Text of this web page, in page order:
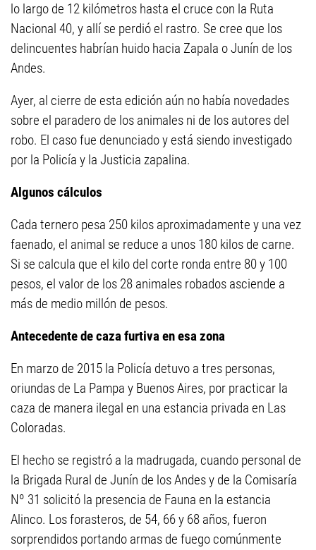
lo largo de 12 kilómetros hasta el cruce con la Ruta
Nacional 40, y allí se perdió el rastro. Se cree que los
delincuentes habrían huido hacia Zapala o Junín de los
Andes.
Ayer, al cierre de esta edición aún no había novedades
sobre el paradero de los animales ni de los autores del
robo. El caso fue denunciado y está siendo investigado
por la Policía y la Justicia zapalina.
Algunos cálculos
Cada ternero pesa 250 kilos aproximadamente y una vez
faenado, el animal se reduce a unos 180 kilos de carne.
Si se calcula que el kilo del corte ronda entre 80 y 100
pesos, el valor de los 28 animales robados asciende a
más de medio millón de pesos.
Antecedente de caza furtiva en esa zona
En marzo de 2015 la Policía detuvo a tres personas,
oriundas de La Pampa y Buenos Aires, por practicar la
caza de manera ilegal en una estancia privada en Las
Coloradas.
El hecho se registró a la madrugada, cuando personal de
la Brigada Rural de Junín de los Andes y de la Comisaría
Nº 31 solicitó la presencia de Fauna en la estancia
Alinco. Los forasteros, de 54, 66 y 68 años, fueron
sorprendidos portando armas de fuego comúnmente